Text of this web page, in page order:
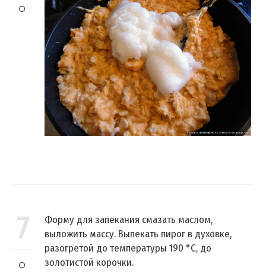
7
Форму для запекания смазать маслом,
выложить массу. Выпекать пирог в духовке,
разогретой до температуры 190 °C, до
золотистой корочки.